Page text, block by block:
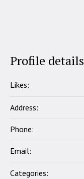
Profile details
Likes:
Address:
Phone:
Email:
Categories: